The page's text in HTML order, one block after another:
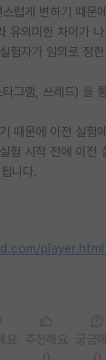
럽게 변하기 때문
유의미한 차이가
험자가 임의로 정
그램, 쓰레드) 을
때문에 이전 실험
험 시작 전에 이전
니다.